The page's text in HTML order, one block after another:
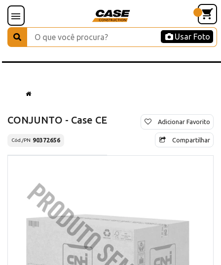
Usar Foto
CONJUNTO - Case CE
Cód./PN 90372656
Adicionar Favorito
Compartilhar